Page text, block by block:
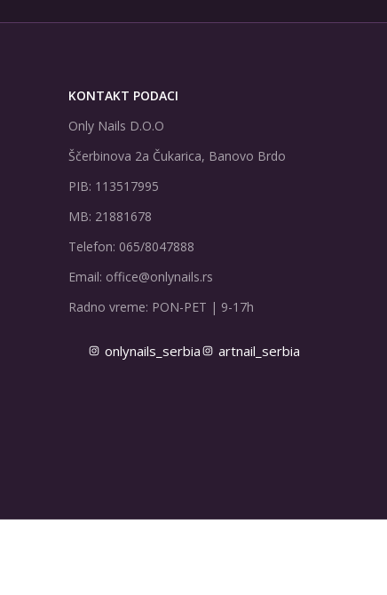
KONTAKT PODACI
Only Nails D.O.O
Ščerbinova 2a Čukarica, Banovo Brdo
PIB: 113517995
MB: 21881678
Telefon: 065/8047888
Email: office@onlynails.rs
Radno vreme: PON-PET | 9-17h
onlynails_serbia artnail_serbia